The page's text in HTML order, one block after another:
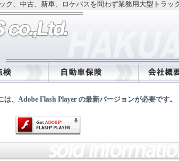
中古、新車、ロケバスを問わず業務用大型トラッ
、Adobe Flash Player の最新バージョンが必要です。